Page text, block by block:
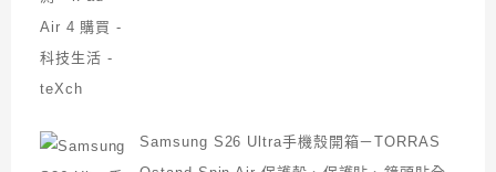
Samsung S26 Ultra手機殼開箱－TORRAS